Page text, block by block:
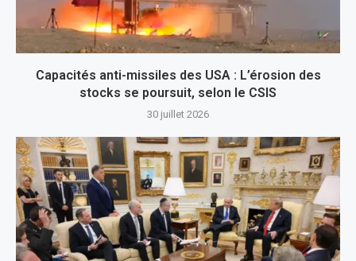
Capacités anti-missiles des USA : L’érosion des
stocks se poursuit, selon le CSIS
30 juillet 2026